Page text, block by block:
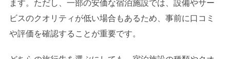
ます。ただし、一部の安価な宿泊施設では、設備やサー
ビスのクオリティが低い場合もあるため、事前に口コミ
や評価を確認することが重要です。